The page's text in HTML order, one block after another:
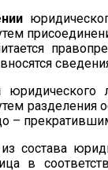
юридического
разделения
–
из состава
в